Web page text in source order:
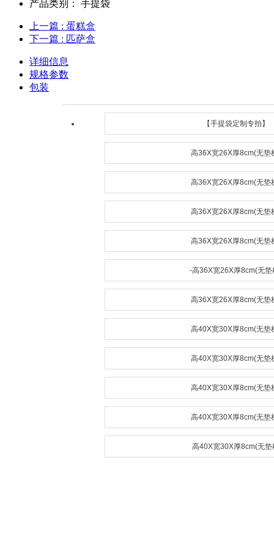
产品类别：
手提袋
上一篇 : 蛋糕盒
下一篇 : 匹萨盒
详细信息
规格参数
包装
【手提袋定制专拍】
高36X宽26X厚8cm(无垫
高36X宽26X厚8cm(无垫
高36X宽26X厚8cm(无垫
高36X宽26X厚8cm(无垫
-高36X宽26X厚8cm(无垫
高36X宽26X厚8cm(无垫
高40X宽30X厚8cm(无垫
高40X宽30X厚8cm(无垫
高40X宽30X厚8cm(无垫
高40X宽30X厚8cm(无垫
高40X宽30X厚8cm(无垫